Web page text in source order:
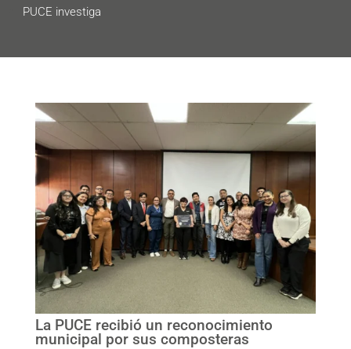
PUCE investiga
La PUCE recibió un reconocimiento
municipal por sus composteras